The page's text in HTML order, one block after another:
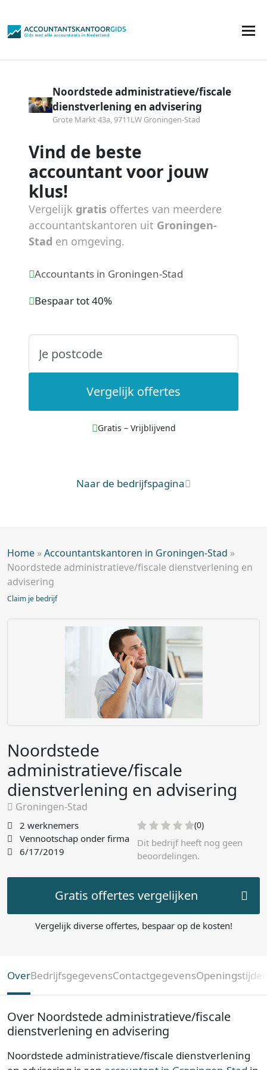
Noordstede administratieve/fiscale
dienstverlening en advisering
Grote Markt 43a, 9711LW Groningen-Stad
Vind de beste
accountant voor jouw
klus!
Vergelijk gratis offertes van meerdere
accountantskantoren uit Groningen-
Stad en omgeving.
Accountants in Groningen-Stad
Bespaar tot 40%
Vergelijk offertes
Gratis – Vrijblijvend
Naar de bedrijfspagina
Home »Accountantskantoren in Groningen-Stad »
Noordstede administratieve/fiscale dienstverlening en
advisering
Claim je bedrijf
Noordstede
administratieve/fiscale
dienstverlening en advisering
Groningen-Stad
2 werknemers
Vennootschap onder firma
6/17/2019
(0)
Dit bedrijf heeft nog geen
beoordelingen.
Gratis offertes vergelijken
Vergelijk diverse offertes, bespaar op de kosten!
OverBedrijfsgegevensContactgegevens
Over Noordstede administratieve/fiscale
dienstverlening en advisering
Noordstede administratieve/fiscale dienstverlening